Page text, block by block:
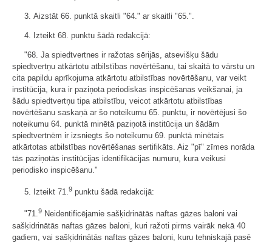
3. Aizstāt 66. punktā skaitli "64." ar skaitli "65.".
4. Izteikt 68. punktu šādā redakcijā:
"68. Ja spiedtvertnes ir ražotas sērijās, atsevišķu šādu
spiedtvertņu atkārtotu atbilstības novērtēšanu, tai skaitā to vārstu un
cita papildu aprīkojuma atkārtotu atbilstības novērtēšanu, var veikt
institūcija, kura ir paziņota periodiskas inspicēšanas veikšanai, ja
šādu spiedtvertņu tipa atbilstību, veicot atkārtotu atbilstības
novērtēšanu saskaņā ar šo noteikumu 65. punktu, ir novērtējusi šo
noteikumu 64. punktā minētā paziņotā institūcija un šādām
spiedtvertnēm ir izsniegts šo noteikumu 69. punktā minētais
atkārtotas atbilstības novērtēšanas sertifikāts. Aiz "pī" zīmes norāda
tās paziņotās institūcijas identifikācijas numuru, kura veikusi
periodisko inspicēšanu."
5. Izteikt 71.9 punktu šādā redakcijā:
"71.9 Neidentificējamie sašķidrinātās naftas gāzes baloni vai
sašķidrinātās naftas gāzes baloni, kuri ražoti pirms vairāk nekā 40
gadiem, vai sašķidrinātās naftas gāzes baloni, kuru tehniskajā pasē